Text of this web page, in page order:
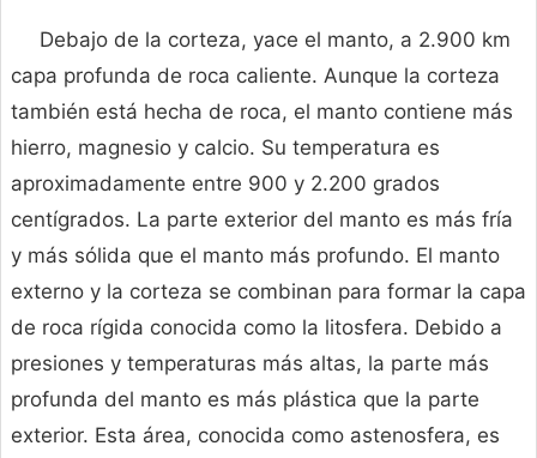
Debajo de la corteza, yace el manto, a 2.900 km
capa profunda de roca caliente. Aunque la corteza
también está hecha de roca, el manto contiene más
hierro, magnesio y calcio. Su temperatura es
aproximadamente entre 900 y 2.200 grados
centígrados. La parte exterior del manto es más fría
y más sólida que el manto más profundo. El manto
externo y la corteza se combinan para formar la capa
de roca rígida conocida como la litosfera. Debido a
presiones y temperaturas más altas, la parte más
profunda del manto es más plástica que la parte
exterior. Esta área, conocida como astenosfera, es